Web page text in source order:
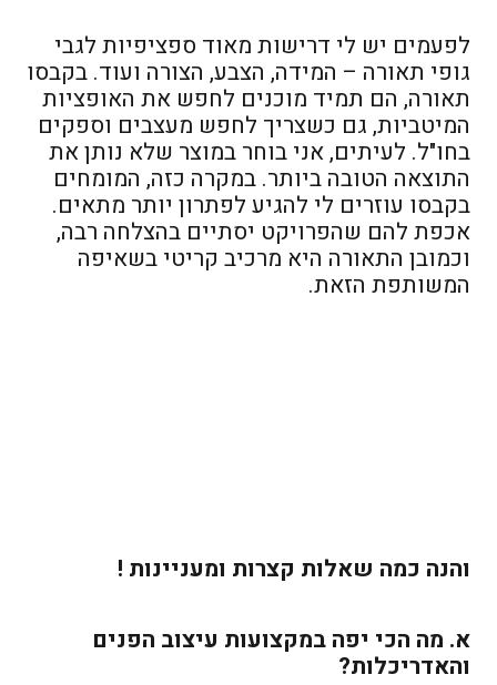
לפעמים יש לי דרישות מאוד ספציפיות לגבי
גופי תאורה – המידה, הצבע, הצורה ועוד. בקבסו
תאורה, הם תמיד מוכנים לחפש את האופציות
המיטביות, גם כשצריך לחפש מעצבים וספקים
בחו"ל. לעיתים, אני בוחר במוצר שלא נותן את
התוצאה הטובה ביותר. במקרה כזה, המומחים
בקבסו עוזרים לי להגיע לפתרון יותר מתאים.
אכפת להם שהפרויקט יסתיים בהצלחה רבה,
וכמובן התאורה היא מרכיב קריטי בשאיפה
המשותפת הזאת.
והנה כמה שאלות קצרות ומעניינות !
א. מה הכי יפה במקצועות עיצוב הפנים
והאדריכלות?